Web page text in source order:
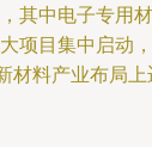
其中电子专用材
项目集中启动，
材料产业布局上